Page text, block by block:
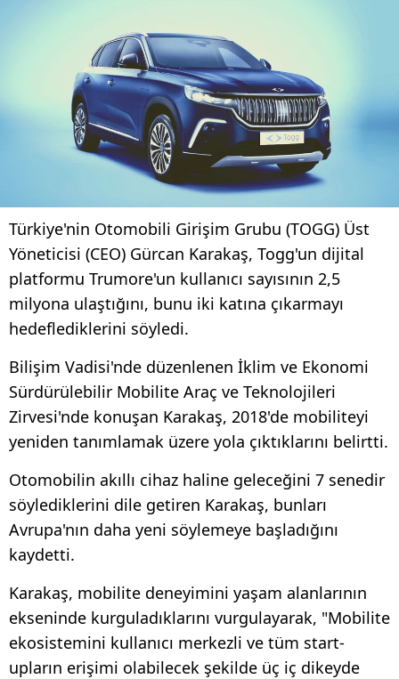
Türkiye'nin Otomobili Girişim Grubu (TOGG) Üst
Yöneticisi (CEO) Gürcan Karakaş, Togg'un dijital
platformu Trumore'un kullanıcı sayısının 2,5
milyona ulaştığını, bunu iki katına çıkarmayı
hedeflediklerini söyledi.
Bilişim Vadisi'nde düzenlenen İklim ve Ekonomi
Sürdürülebilir Mobilite Araç ve Teknolojileri
Zirvesi'nde konuşan Karakaş, 2018'de mobiliteyi
yeniden tanımlamak üzere yola çıktıklarını belirtti.
Otomobilin akıllı cihaz haline geleceğini 7 senedir
söylediklerini dile getiren Karakaş, bunları
Avrupa'nın daha yeni söylemeye başladığını
kaydetti.
Karakaş, mobilite deneyimini yaşam alanlarının
ekseninde kurguladıklarını vurgulayarak, "Mobilite
ekosistemini kullanıcı merkezli ve tüm start-
upların erişimi olabilecek şekilde üç iç dikeyde